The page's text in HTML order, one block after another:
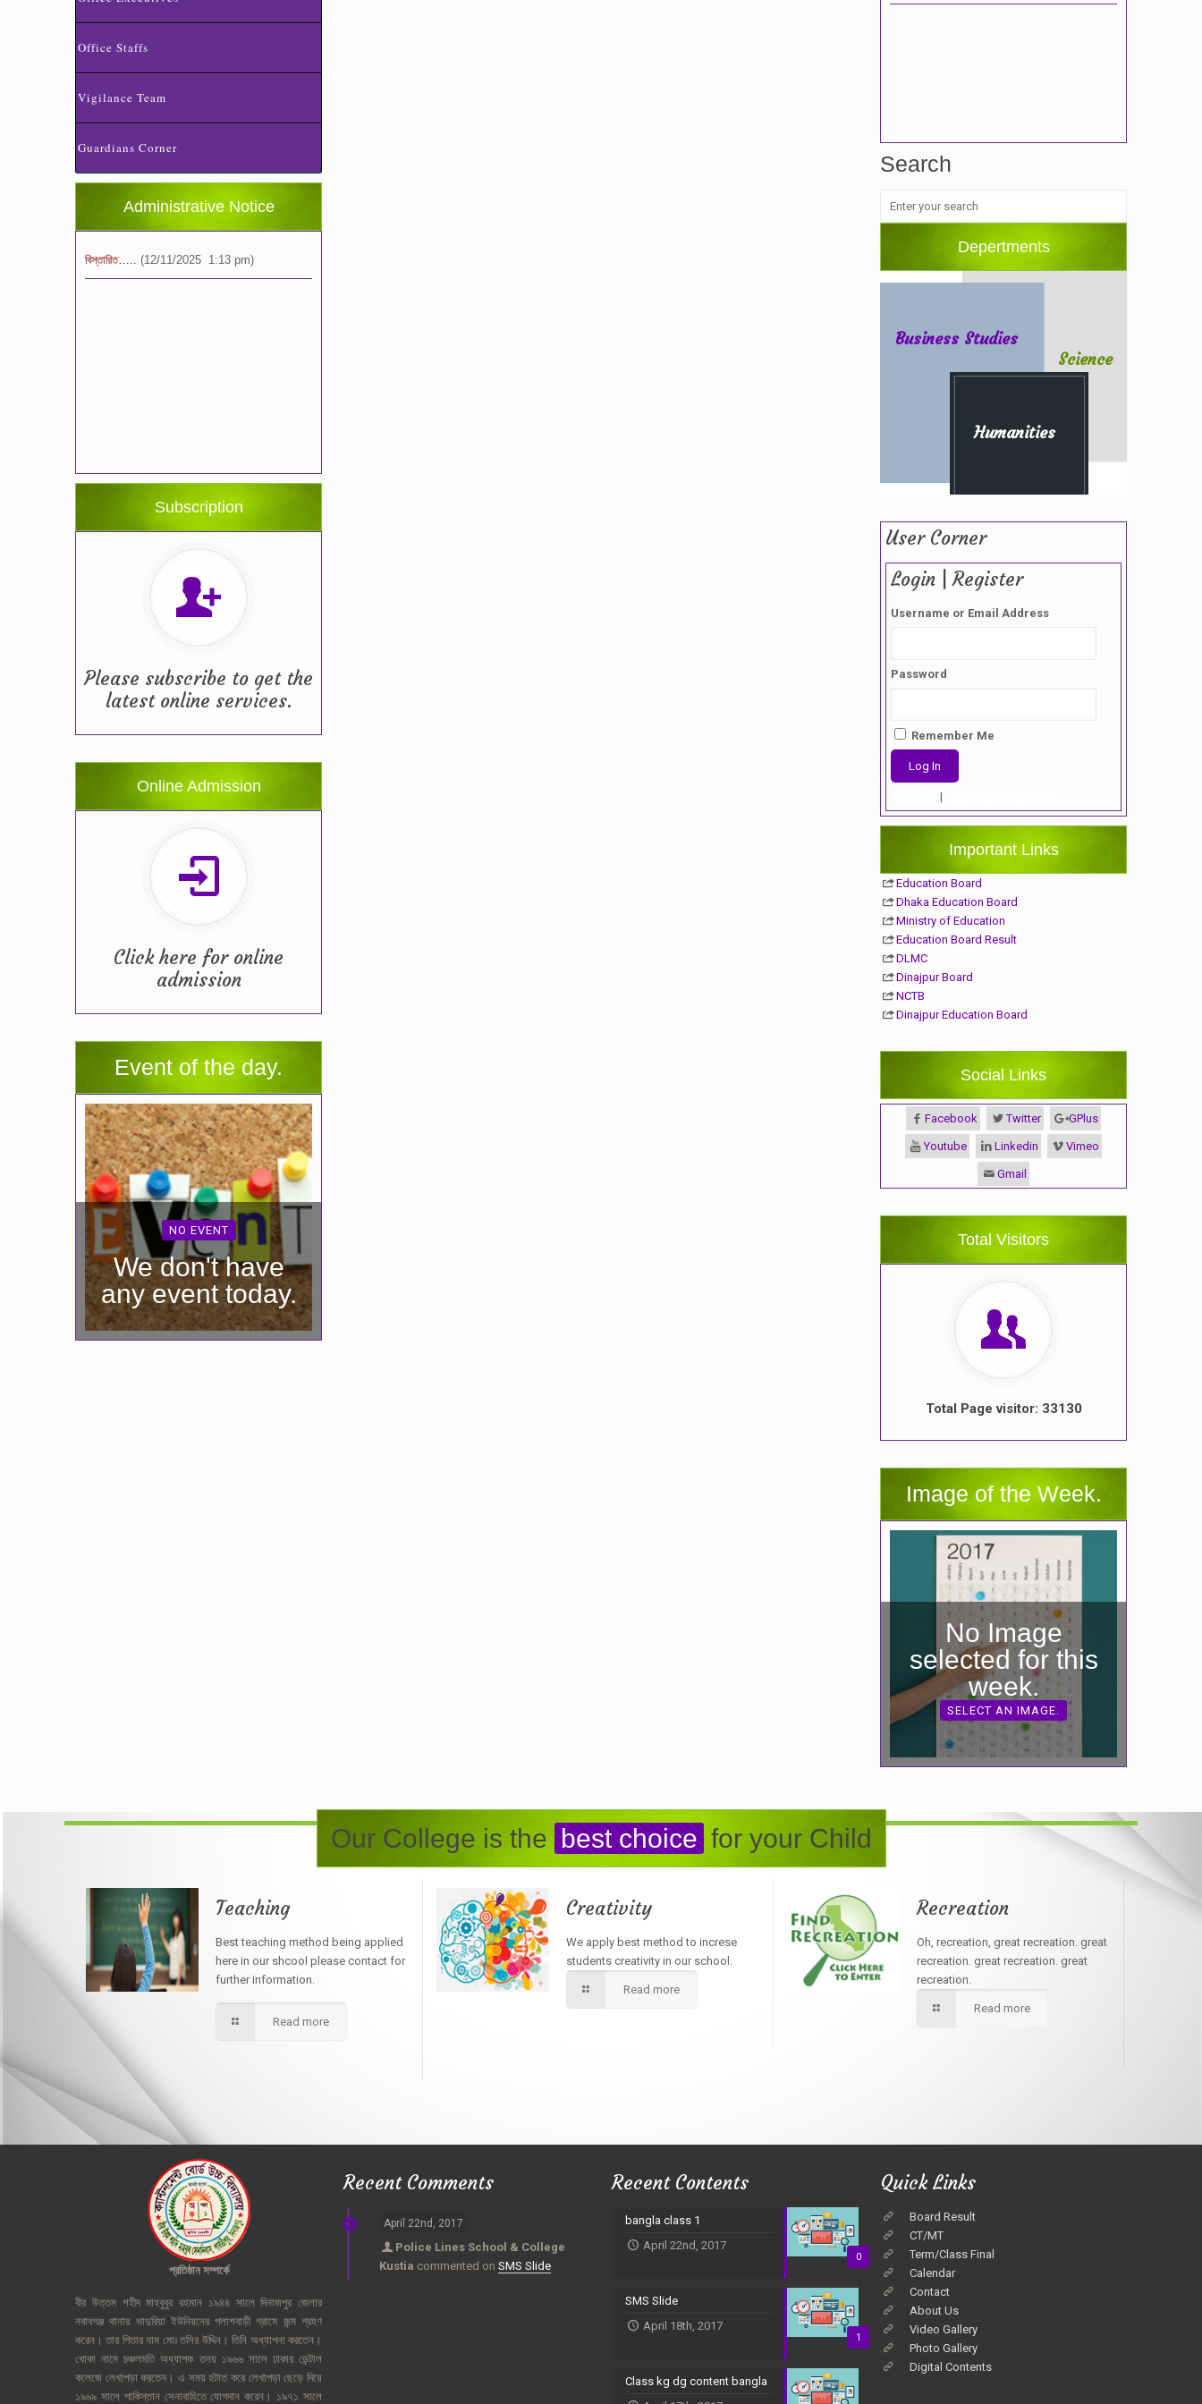
Office Staffs
Vigilance Team
Guardians Corner
Administrative Notice
(20/07/2026 2:14 pm)
(11/12/2025 2:38 pm)
বিশেষ বিজ্ঞপ্তি: ক্লাসের সময়সূচি ২০২৫ খ্রীঃ,
বিস্তারিত….. (12/11/2025 1:13 pm)
Subscription
Please subscribe to get the
latest online services.
Online Admission
Click here for online
admission
Event of the day.
NO EVENT
We don't have
any event today.
Search
Depertments
Humanities
Business Studies
Science
User Corner
Login | Register
Username or Email Address
Password
Remember Me
|
Important Links
Education Board
Dhaka Education Board
Ministry of Education
Education Board Result
DLMC
Dinajpur Board
NCTB
Dinajpur Education Board
Social Links
Facebook Twitter GPlus
Youtube Linkedin Vimeo
Gmail
Total Visitors
Total Page visitor: 33130
Image of the Week.
No Image
selected for this
week.
SELECT AN IMAGE.
Our College is the best choice for your Child
Teaching
Best teaching method being applied
here in our shcool please contact for
further information.
Read more
Creativity
We apply best method to increse
students creativity in our school.
Read more
Recreation
Oh, recreation, great recreation. great
recreation. great recreation. great
recreation.
Read more
প্রতিষ্ঠান সম্পর্কে
বীর উত্তম শহীদ মাহবুবুর রহমান ১৯৪৪ সালে দিনাজপুর জেলার
নবাবগঞ্জ থানার ভাদুরিয়া ইউনিয়নের পলাশবাড়ী গ্রামে জন্ম গ্রহণ
করেন। তার পিতার নাম মোঃ তসির উদ্দিন। তিনি অধ্যাপনা করতেন।
খোকা নামে চঞ্চলমতি অধ্যাপক তনয় ১৯৬৬ সালে ঢাকার ডেন্টাল
কলেজে লেখাপড়া করতেন। এ সময় হটাত করে লেখাপড়া ছেড়ে দিয়ে
১৯৬৯ সালে পাকিস্তান সেনাবাহিতে যোগদান করেন। ১৯৭১ সালে
Recent Comments
April 22nd, 2017
Police Lines School & College
Kustia commented on SMS Slide
Recent Contents
0
bangla class 1
April 22nd, 2017
1
SMS Slide
April 18th, 2017
Class kg dg content bangla
Quick Links
Board Result
CT/MT
Term/Class Final
Calendar
Contact
About Us
Video Gallery
Photo Gallery
Digital Contents